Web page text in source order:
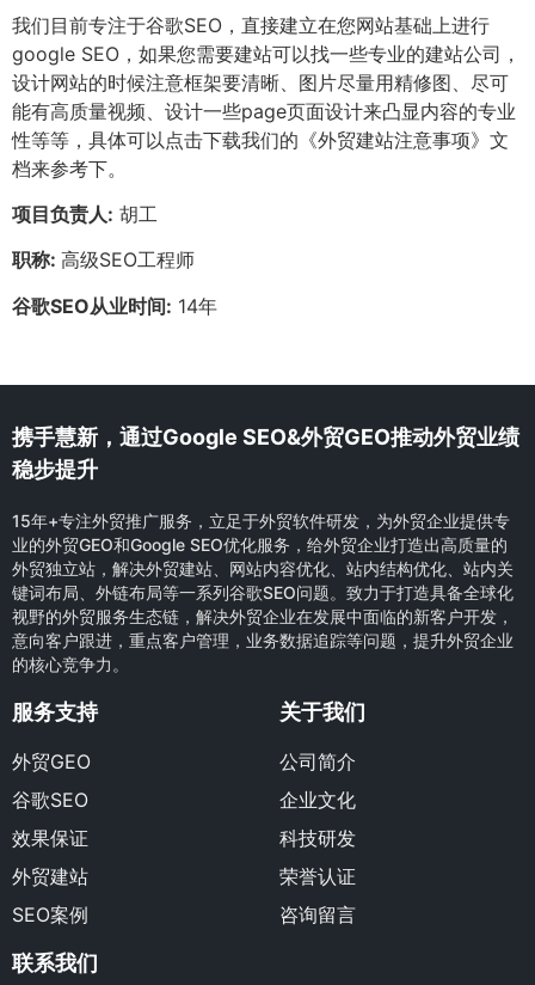
我们目前专注于谷歌SEO，直接建立在您网站基础上进行
google SEO，如果您需要建站可以找一些专业的建站公司，
设计网站的时候注意框架要清晰、图片尽量用精修图、尽可
能有高质量视频、设计一些page页面设计来凸显内容的专业
性等等，具体可以点击下载我们的《外贸建站注意事项》文
档来参考下。
项目负责人: 胡工
职称: 高级SEO工程师
谷歌SEO从业时间: 14年
携手慧新，通过Google SEO&外贸GEO推动外贸业绩
稳步提升
15年+专注外贸推广服务，立足于外贸软件研发，为外贸企业提供专
业的外贸GEO和Google SEO优化服务，给外贸企业打造出高质量的
外贸独立站，解决外贸建站、网站内容优化、站内结构优化、站内关
键词布局、外链布局等一系列谷歌SEO问题。致力于打造具备全球化
视野的外贸服务生态链，解决外贸企业在发展中面临的新客户开发，
意向客户跟进，重点客户管理，业务数据追踪等问题，提升外贸企业
的核心竞争力。
服务支持
外贸GEO
谷歌SEO
效果保证
外贸建站
SEO案例
关于我们
公司简介
企业文化
科技研发
荣誉认证
咨询留言
联系我们